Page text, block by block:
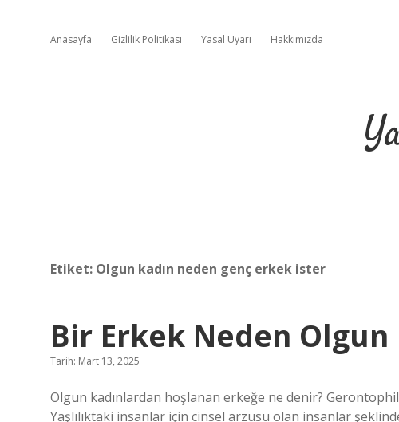
Anasayfa Gizlilik Politikası Yasal Uyarı Hakkımızda
Etiket: Olgun kadın neden genç erkek ister
Bir Erkek Neden Olgun
Tarih: Mart 13, 2025
Olgun kadınlardan hoşlanan erkeğe ne denir?
Yaşlılıktaki insanlar için cinsel arzusu olan insanlar